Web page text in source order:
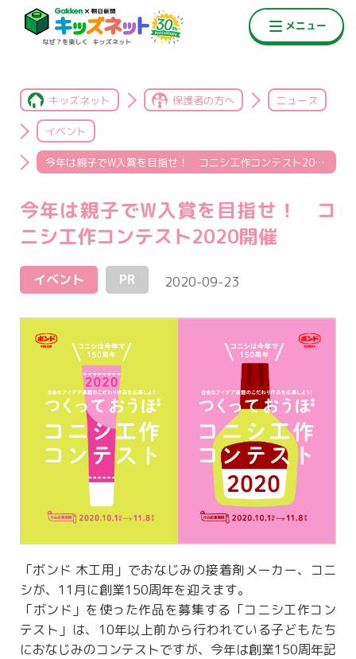
キッズネット 保護者の方へ ニュース
イベント
今年は親子でW入賞を目指せ！ コニシ工作コンテスト2020開催
今年は親子でW入賞を目指せ！ コ
ニシ工作コンテスト2020開催
イベント PR 2020-09-23
「ボンド 木工用」でおなじみの接着剤メーカー、コニ
シが、11月に創業150周年を迎えます。
「ボンド」を使った作品を募集する「コニシ工作コン
テスト」は、10年以上前から行われている子どもたち
におなじみのコンテストですが、今年は創業150周年記